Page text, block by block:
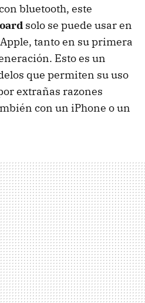
bluetooth, este
solo se puede usar en
tanto en su primera
Esto es un
que permiten su uso
extrañas razones
con un iPhone o un